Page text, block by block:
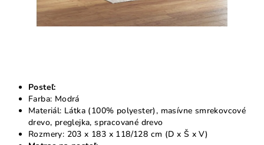
Posteľ:
Farba: Modrá
Materiál: Látka (100% polyester), masívne smrekovcové
drevo, preglejka, spracované drevo
Rozmery: 203 x 183 x 118/128 cm (D x Š x V)